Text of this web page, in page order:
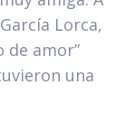
Lorca,
de amor”
una